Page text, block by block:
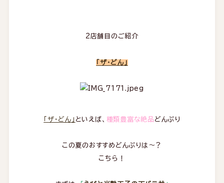
2店舗目のご紹介
「ザ・どん」
「ザ・どん」 といえば、 種類豊富な絶品 どんぶり
この夏のおすすめどんぶりは～？
こちら！